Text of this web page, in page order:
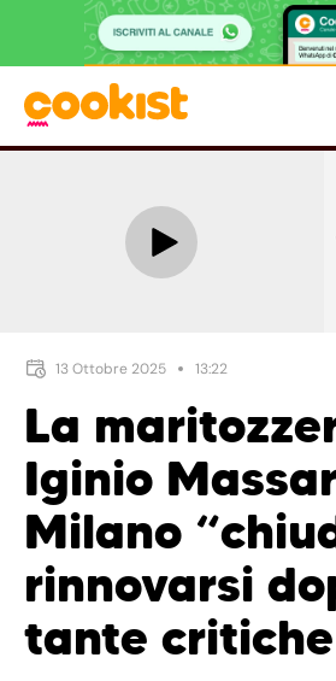
13 Ottobre 2025 13:22
La
Iginio
Milano
rinnovarsi
tante critiche